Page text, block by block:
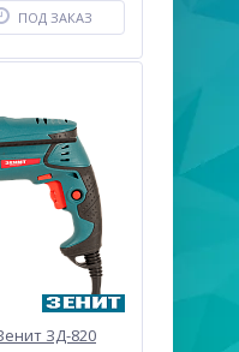
ПОД ЗАКАЗ
ЗД-820